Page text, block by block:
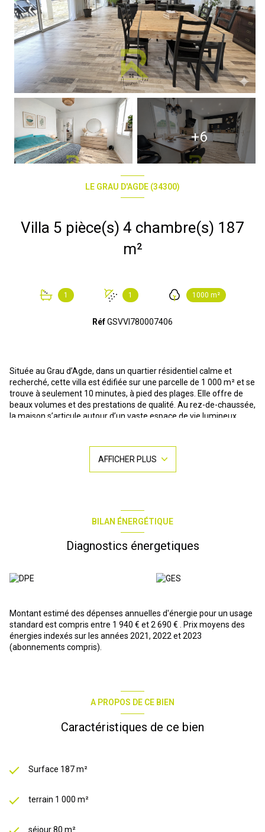
+6
LE GRAU D'AGDE (34300)
Villa 5 pièce(s) 4 chambre(s) 187
m²
1 1 1000 m²
RéfGSVVI780007406
Située au Grau d’Agde, dans un quartier résidentiel calme et
recherché, cette villa est édifiée sur une parcelle de 1 000 m² et se
trouve à seulement 10 minutes, à pied des plages. Elle offre de
beaux volumes et des prestations de qualité. Au rez-de-chaussée,
la maison s’articule autour d’un vaste espace de vie lumineux
parentale, ainsi qu’une salle d’eau, un WC et une buanderie. À
l’étage, vous trouverez une quatrième chambre d’environ 30 m²
avec la possibilité de créer une salle d’eau. À l’extérieur, vous
La villa est équipée de panneaux solaires, d’une climatisation
gainable et d’un poêle à bois, offrant confort et performance
énergétique. Un bien idéal pour une résidence principale ou
secondaire, alliant calme, espace et proximité du littoral. Pour tout
GOMEZ O6.I5.89.II.63 Agence R immobilier Pro, 25 avenue des
sergents Le Cap d'Agde.
AFFICHER PLUS
BILAN ÉNERGÉTIQUE
Diagnostics énergetiques
Montant estimé des dépenses annuelles d'énergie pour un usage
standard est compris entre 1 940 € et 2 690 € . Prix moyens des
énergies indexés sur les années 2021, 2022 et 2023
(abonnements compris).
A PROPOS DE CE BIEN
Caractéristiques de ce bien
Surface 187 m²
terrain 1 000 m²
séjour 80 m²